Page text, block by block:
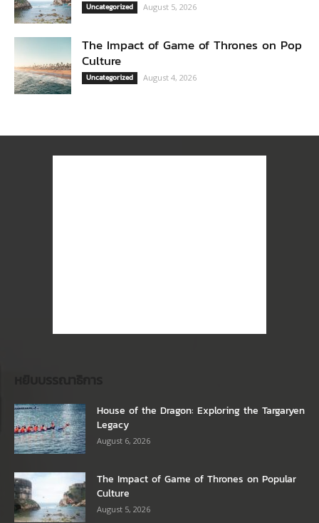
Uncategorized August 5, 2026
The Impact of Game of Thrones on Pop
Culture
Uncategorized August 4, 2026
House of the Dragon: Exploring the Targaryen
Legacy
August 6, 2026
The Impact of Game of Thrones on Popular
Culture
August 5, 2026